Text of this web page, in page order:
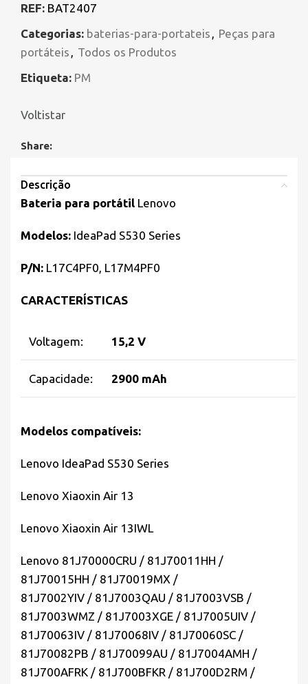
REF: BAT2407
Categorias: baterias-para-portateis , Peças para
portáteis , Todos os Produtos
Etiqueta: PM
Voltistar
Share:
Descrição
Bateria para portátil Lenovo
Modelos: IdeaPad S530 Series
P/N: L17C4PF0, L17M4PF0
CARACTERÍSTICAS
Voltagem: 15,2 V
Capacidade: 2900 mAh
Modelos compatíveis:
Lenovo IdeaPad S530 Series
Lenovo Xiaoxin Air 13
Lenovo Xiaoxin Air 13IWL
Lenovo 81J70000CRU / 81J70011HH /
81J70015HH / 81J70019MX /
81J7002YIV / 81J7003QAU / 81J7003VSB /
81J7003WMZ / 81J7003XGE / 81J7005UIV /
81J70063IV / 81J70068IV / 81J70060SC /
81J70082PB / 81J70099AU / 81J7004AMH /
81J700AFRK / 81J700BFKR / 81J700D2RM /